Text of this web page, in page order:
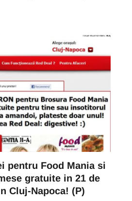
pentru Food Mania si
gratuite in 21 de
Cluj-Napoca! (P)
SOCIAL
un supermarket din
„O lămâie m-a
lei. Avea 200 de grame,